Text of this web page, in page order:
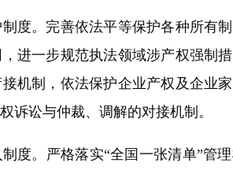
。完善依法平等保护各种所有制
进一步规范执法领域涉产权强制
机制，依法保护企业产权及企业
诉讼与仲裁、调解的对接机制。
。严格落实“全国一张清单”管